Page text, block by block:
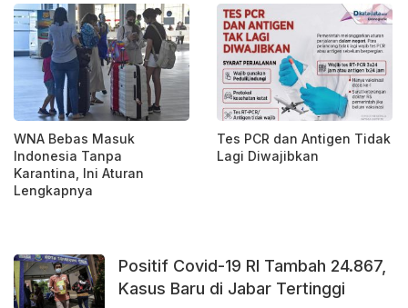
WNA Bebas Masuk
Indonesia Tanpa
Karantina, Ini Aturan
Lengkapnya
Tes PCR dan Antigen Tidak
Lagi Diwajibkan
Positif Covid-19 RI Tambah 24.867,
Kasus Baru di Jabar Tertinggi